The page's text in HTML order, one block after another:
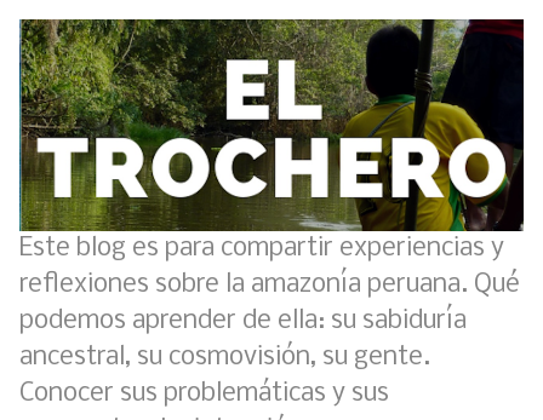
Este blog es para compartir experiencias y
reflexiones sobre la amazonía peruana. Qué
podemos aprender de ella: su sabiduría
ancestral, su cosmovisión, su gente.
Conocer sus problemáticas y sus